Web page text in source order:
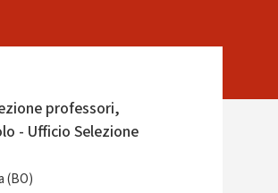
professori,
- Ufficio Selezione
(BO)